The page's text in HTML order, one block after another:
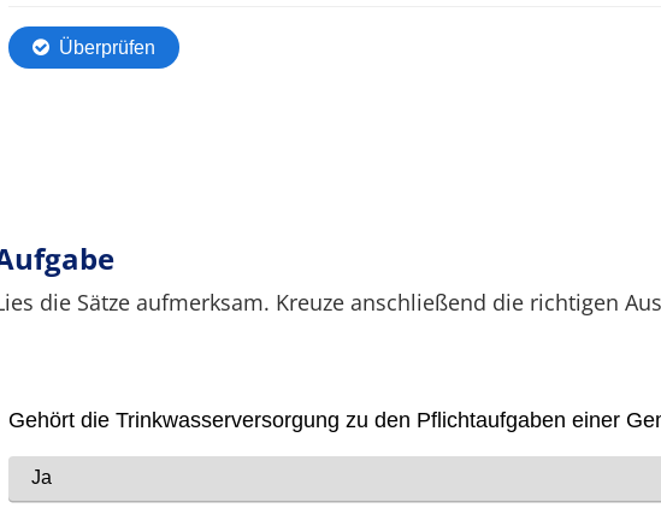
die Sätze aufmerksam. Kreuze anschließend die richtigen